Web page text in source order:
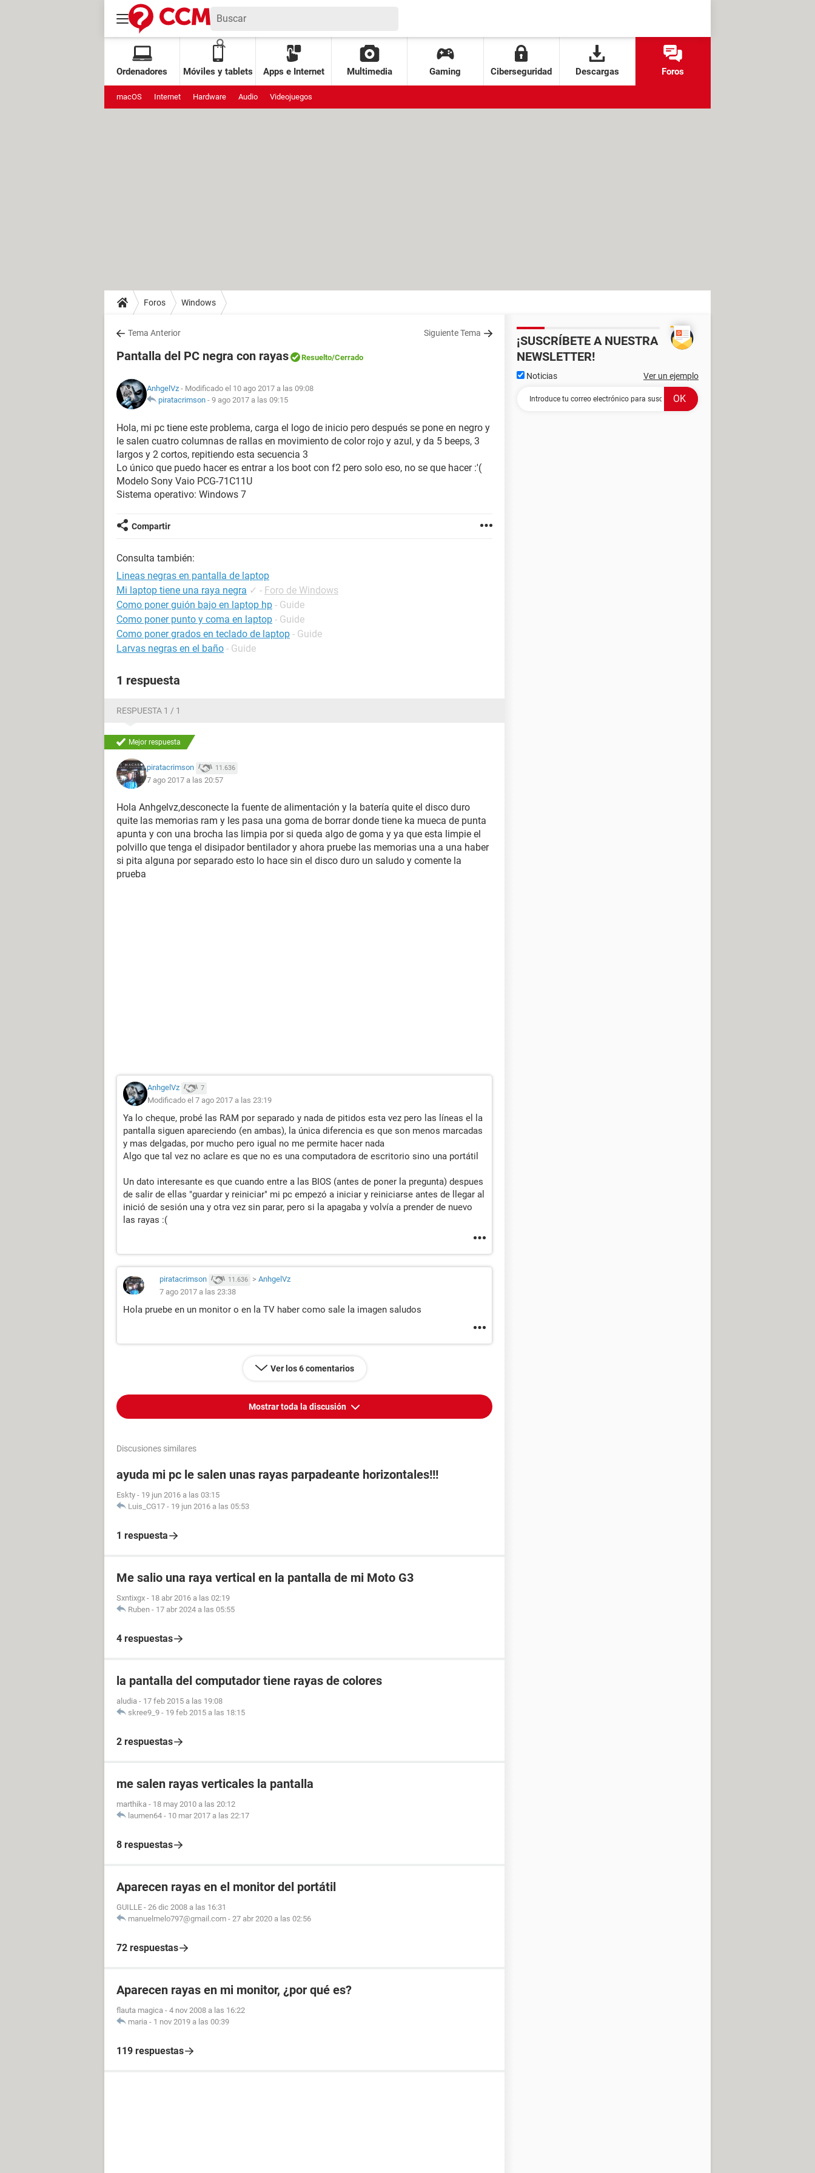
Ordenadores Móviles y tablets Apps e Internet Multimedia Gaming Ciberseguridad Descargas Foros
macOS Internet Hardware Audio Videojuegos
Foros Windows
Tema Anterior Siguiente Tema
Pantalla del PC negra con rayas Resuelto/Cerrado
AnhgelVz - Modificado el 10 ago 2017 a las 09:08
piratacrimson - 9 ago 2017 a las 09:15
Hola, mi pc tiene este problema, carga el logo de inicio pero después se pone en negro y
le salen cuatro columnas de rallas en movimiento de color rojo y azul, y da 5 beeps, 3
largos y 2 cortos, repitiendo esta secuencia 3
Lo único que puedo hacer es entrar a los boot con f2 pero solo eso, no se que hacer :'(
Modelo Sony Vaio PCG-71C11U
Sistema operativo: Windows 7
Compartir
Consulta también:
Lineas negras en pantalla de laptop
Mi laptop tiene una raya negra ✓ - Foro de Windows
Como poner guión bajo en laptop hp - Guide
Como poner punto y coma en laptop - Guide
Como poner grados en teclado de laptop - Guide
Larvas negras en el baño - Guide
1 respuesta
RESPUESTA 1 / 1
Mejor respuesta
piratacrimson 11.636
7 ago 2017 a las 20:57
Hola Anhgelvz,desconecte la fuente de alimentación y la batería quite el disco duro
quite las memorias ram y les pasa una goma de borrar donde tiene ka mueca de punta
apunta y con una brocha las limpia por si queda algo de goma y ya que esta limpie el
polvillo que tenga el disipador bentilador y ahora pruebe las memorias una a una haber
si pita alguna por separado esto lo hace sin el disco duro un saludo y comente la
prueba
AnhgelVz 7
Modificado el 7 ago 2017 a las 23:19
Ya lo cheque, probé las RAM por separado y nada de pitidos esta vez pero las líneas el la
pantalla siguen apareciendo (en ambas), la única diferencia es que son menos marcadas
y mas delgadas, por mucho pero igual no me permite hacer nada
Algo que tal vez no aclare es que no es una computadora de escritorio sino una portátil
Un dato interesante es que cuando entre a las BIOS (antes de poner la pregunta) despues
de salir de ellas "guardar y reiniciar" mi pc empezó a iniciar y reiniciarse antes de llegar al
inició de sesión una y otra vez sin parar, pero si la apagaba y volvía a prender de nuevo
las rayas :(
piratacrimson 11.636 > AnhgelVz
7 ago 2017 a las 23:38
Hola pruebe en un monitor o en la TV haber como sale la imagen saludos
Ver los 6 comentarios
Mostrar toda la discusión
Discusiones similares
ayuda mi pc le salen unas rayas parpadeante horizontales!!!
Eskty - 19 jun 2016 a las 03:15
Luis_CG17 - 19 jun 2016 a las 05:53
1 respuesta
Me salio una raya vertical en la pantalla de mi Moto G3
Sxntixgx - 18 abr 2016 a las 02:19
Ruben - 17 abr 2024 a las 05:55
4 respuestas
la pantalla del computador tiene rayas de colores
aludia - 17 feb 2015 a las 19:08
skree9_9 - 19 feb 2015 a las 18:15
2 respuestas
me salen rayas verticales la pantalla
marthika - 18 may 2010 a las 20:12
laumen64 - 10 mar 2017 a las 22:17
8 respuestas
Aparecen rayas en el monitor del portátil
GUILLE - 26 dic 2008 a las 16:31
manuelmelo797@gmail.com - 27 abr 2020 a las 02:56
72 respuestas
Aparecen rayas en mi monitor, ¿por qué es?
flauta magica - 4 nov 2008 a las 16:22
maria - 1 nov 2019 a las 00:39
119 respuestas
¡SUSCRÍBETE A NUESTRA
NEWSLETTER!
Noticias Ver un ejemplo